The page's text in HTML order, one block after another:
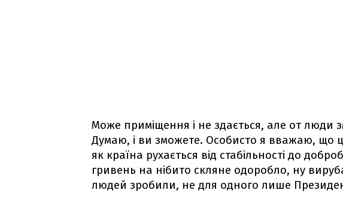
Може приміщення і не здається, але от люди
Думаю, і ви зможете. Особисто я вважаю, що
як країна рухається від стабільності до
гривень на нібито скляне одоробло, ну
людей зробили, не для одного лише